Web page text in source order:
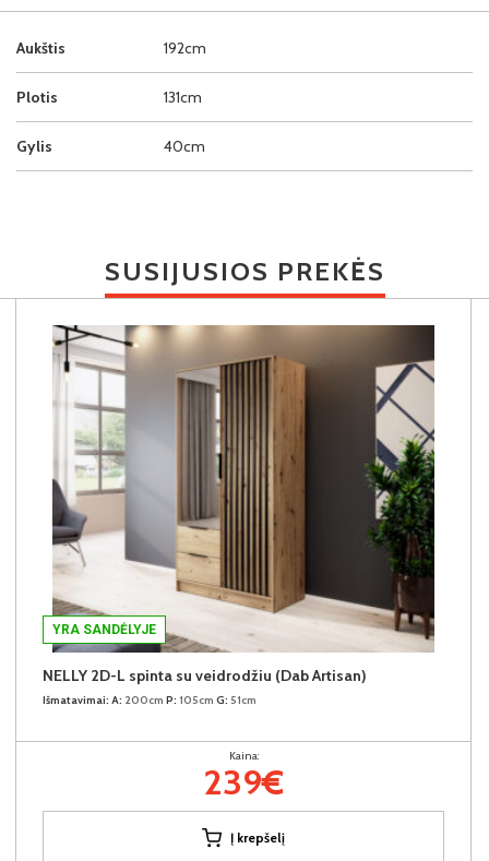
Aukštis 192cm
Plotis 131cm
Gylis 40cm
SUSIJUSIOS PREKĖS
YRA SANDĖLYJE
NELLY 2D-L spinta su veidrodžiu (Dab Artisan)
Išmatavimai: A: 200cm P: 105cm G: 51cm
Kaina:
239€
Į krepšelį